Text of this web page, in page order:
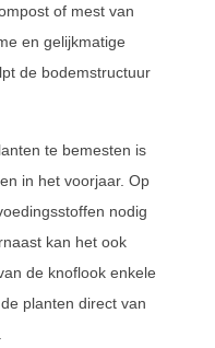
of mest van
en gelijkmatige
de bodemstructuur
te bemesten is
in het voorjaar. Op
nodig
kan het ook
de knoflook enkele
planten direct van